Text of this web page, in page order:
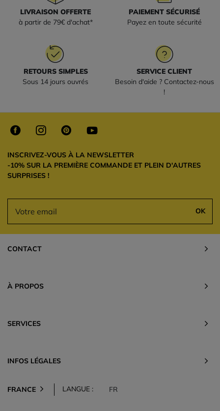
LIVRAISON OFFERTE
à partir de 79€ d'achat*
PAIEMENT SÉCURISÉ
Payez en toute sécurité
RETOURS SIMPLES
Sous 14 jours ouvrés
SERVICE CLIENT
Besoin d'aide ? Contactez-nous
!
INSCRIVEZ-VOUS À LA NEWSLETTER
-10% SUR LA PREMIÈRE COMMANDE ET PLEIN D'AUTRES
SURPRISES !
OK
CONTACT
À PROPOS
SERVICES
INFOS LÉGALES
FRANCE LANGUE : FR